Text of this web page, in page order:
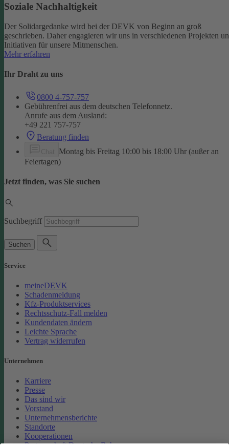
Soziale Nachhaltigkeit
Der Solidargedanke wird bei der DEVK von Beginn an groß
geschrieben. Daher engagieren wir uns in verschiedenen Projekten
Initiativen für unsere Mitmenschen.
Mehr erfahren
Ihr Draht zu uns
0800 4-757-757
Gebührenfrei aus dem deutschen Telefonnetz.
Anrufe aus dem Ausland:
+49 221 757-757
Beratung finden
Montag bis Freitag 10:00 bis 18:00 Uhr (außer an
Feiertagen)
Jetzt finden, was Sie suchen
Suchbegriff
Suchen
Service
meineDEVK
Schadenmeldung
Kfz-Produktservices
Rechtsschutz-Fall melden
Kundendaten ändern
Leichte Sprache
Vertrag widerrufen
Unternehmen
Karriere
Presse
Das sind wir
Vorstand
Unternehmensberichte
Standorte
Kooperationen